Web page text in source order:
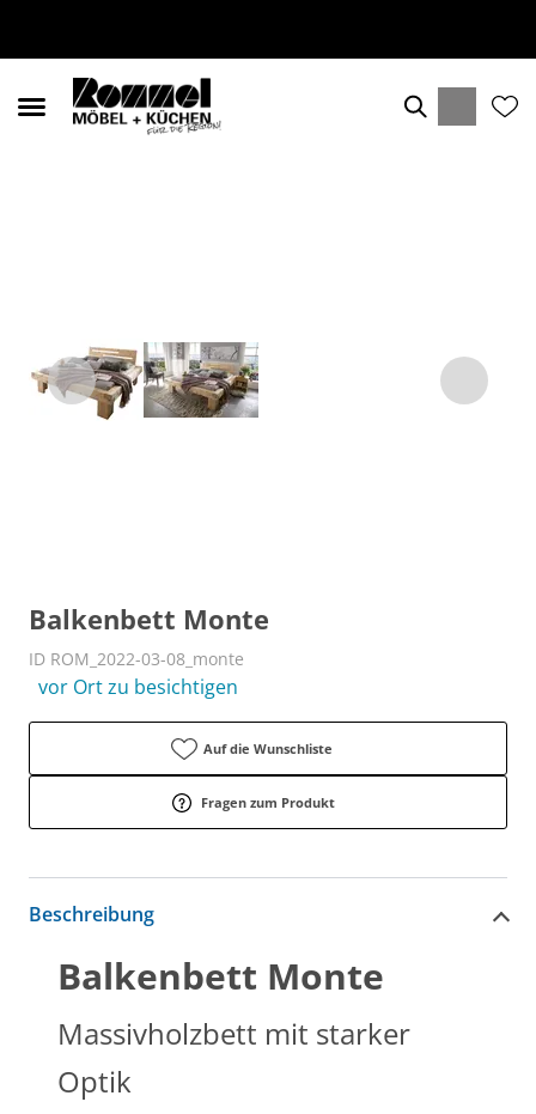
Balkenbett Monte
ID ROM_2022-03-08_monte
vor Ort zu besichtigen
Auf die Wunschliste
Fragen zum Produkt
Beschreibung
Balkenbett Monte
Massivholzbett mit starker
Optik